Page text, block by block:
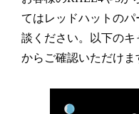
てはレッドハットの
談ください。以下のキ
からご確認いただけま